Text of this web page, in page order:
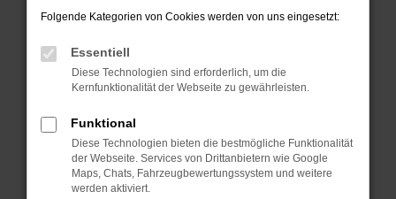
FEHLER: NETWORK
ERROR
Beim Laden ist ein Fehler aufgetreten.
Hier sind ein paar Tipps, die dir helfen
können:
Folgende Kategorien von Cookies werden von uns eingesetzt:
Essentiell
Diese Technologien sind erforderlich, um die
Kernfunktionalität der Webseite zu gewährleisten.
Funktional
Diese Technologien bieten die bestmögliche Funktionalität
der Webseite. Services von Drittanbietern wie Google
Maps, Chats, Fahrzeugbewertungssystem und weitere
werden aktiviert.